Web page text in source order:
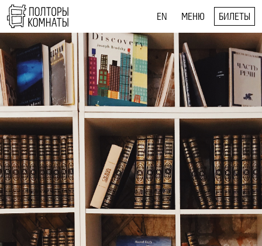
EN МЕНЮ БИЛЕТЫ